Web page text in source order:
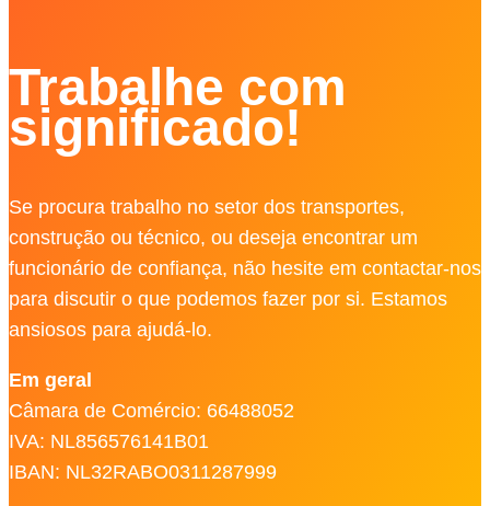
Trabalhe com
significado!
Se procura trabalho no setor dos transportes,
construção ou técnico, ou deseja encontrar um
funcionário de confiança, não hesite em contactar-nos
para discutir o que podemos fazer por si. Estamos
ansiosos para ajudá-lo.
Em geral
Câmara de Comércio: 66488052
IVA: NL856576141B01
IBAN: NL32RABO0311287999